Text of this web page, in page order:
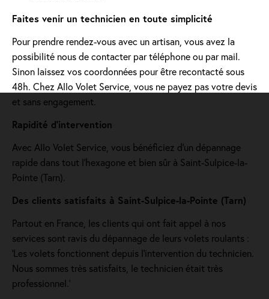
Faites venir un technicien en toute simplicité
Pour prendre rendez-vous avec un artisan, vous avez la
possibilité nous de contacter par téléphone ou par mail.
Sinon laissez vos coordonnées pour être recontacté sous
48h. Chez Allo Volet Service, vous ne payez pas votre devis
et sans engagement.
Rapidité d'intervention
Avec Allo Volet Service, vous bénéficiez d'un dépannage
rapide dans tout l'hexagone et bien sûr à Saint-Sulpice-la-
Pointe (Tarn).
Des clients satisfaits à Saint-Sulpice-la-Pointe (Tarn)
Partout en France, les clients qui ont fait appel à nos
services sont ravis du dépannage de leurs volets roulants :
'Les volets fonctionnent depuis l’intervention du technicien.
Nous sommes très satisfaits, le technicien était très
professionnel.'